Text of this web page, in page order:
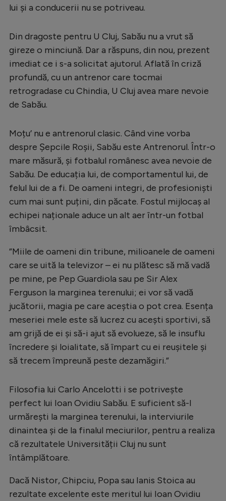
Stranieri
Tenis
Formula 1
Gimnastică
Auto
Rugby
Ciclism
JO 2024
JO 2026
Intră în cont
Creează cont
lui și a conducerii nu se potriveau.
Din dragoste pentru U Cluj, Sabău nu a vrut să
gireze o minciună. Dar a răspuns, din nou, prezent
imediat ce i s-a solicitat ajutorul. Aflată în criză
profundă, cu un antrenor care tocmai
retrogradase cu Chindia, U Cluj avea mare nevoie
de Sabău.
Moțu’ nu e antrenorul clasic. Când vine vorba
despre Șepcile Roșii, Sabău este Antrenorul. Într-o
mare măsură, și fotbalul românesc avea nevoie de
Sabău. De educația lui, de comportamentul lui, de
felul lui de a fi. De oameni integri, de profesioniști
cum mai sunt puțini, din păcate. Fostul mijlocaș al
echipei naționale aduce un alt aer într-un fotbal
îmbâcsit.
”Miile de oameni din tribune, milioanele de oameni
care se uită la televizor – ei nu plătesc să mă vadă
pe mine, pe Pep Guardiola sau pe Sir Alex
Ferguson la marginea terenului; ei vor să vadă
jucătorii, magia pe care aceștia o pot crea. Esența
meseriei mele este să lucrez cu acești sportivi, să
am grijă de ei și să-i ajut să evolueze, să le insuflu
încredere și loialitate, să împart cu ei reușitele și
să trecem împreună peste dezamăgiri.”
Filosofia lui Carlo Ancelotti i se potrivește
perfect lui Ioan Ovidiu Sabău. E suficient să-l
urmărești la marginea terenului, la interviurile
dinaintea și de la finalul meciurilor, pentru a realiza
că rezultatele Universității Cluj nu sunt
întâmplătoare.
Dacă Nistor, Chipciu, Popa sau Ianis Stoica au
rezultate excelente este meritul lui Ioan Ovidiu